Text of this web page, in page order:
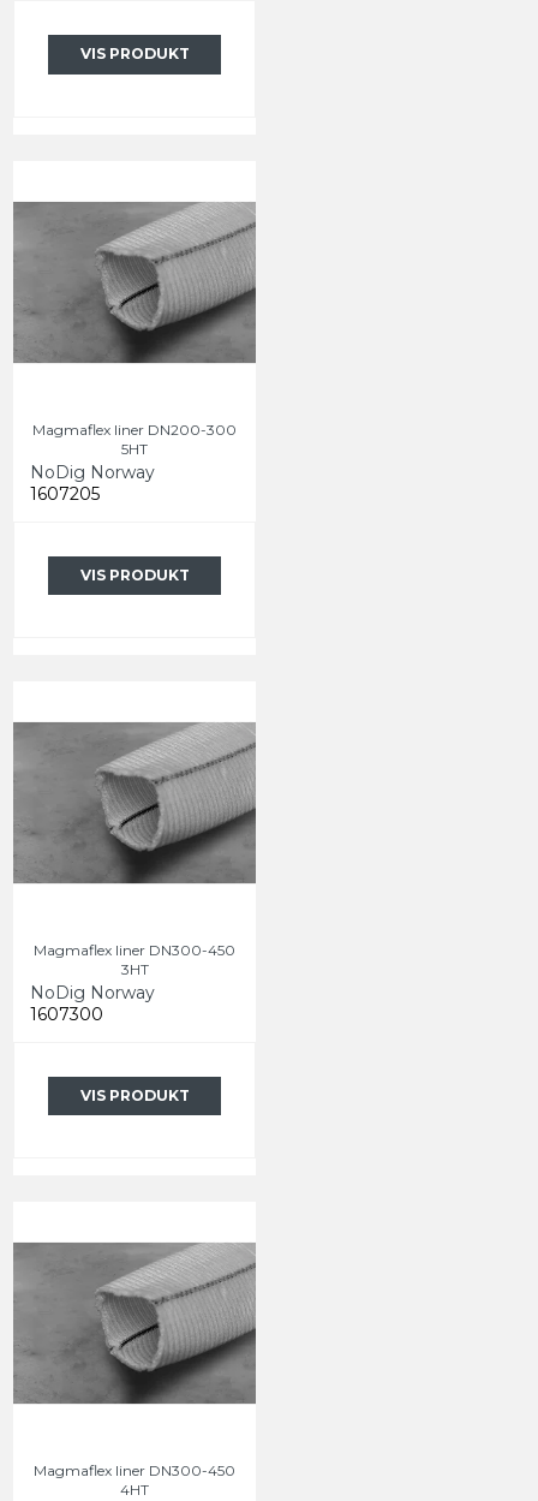
VIS PRODUKT
Magmaflex liner DN200-300
5HT
NoDig Norway
1607205
VIS PRODUKT
Magmaflex liner DN300-450
3HT
NoDig Norway
1607300
VIS PRODUKT
Magmaflex liner DN300-450
4HT